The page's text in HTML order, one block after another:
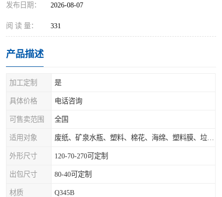
发布日期： 2026-08-07
阅 读 量： 331
产品描述
加工定制 是
具体价格 电话咨询
可售卖范围 全国
适用对象
外形尺寸 120-70-270可定制
出包尺寸 80-40可定制
材质 Q345B